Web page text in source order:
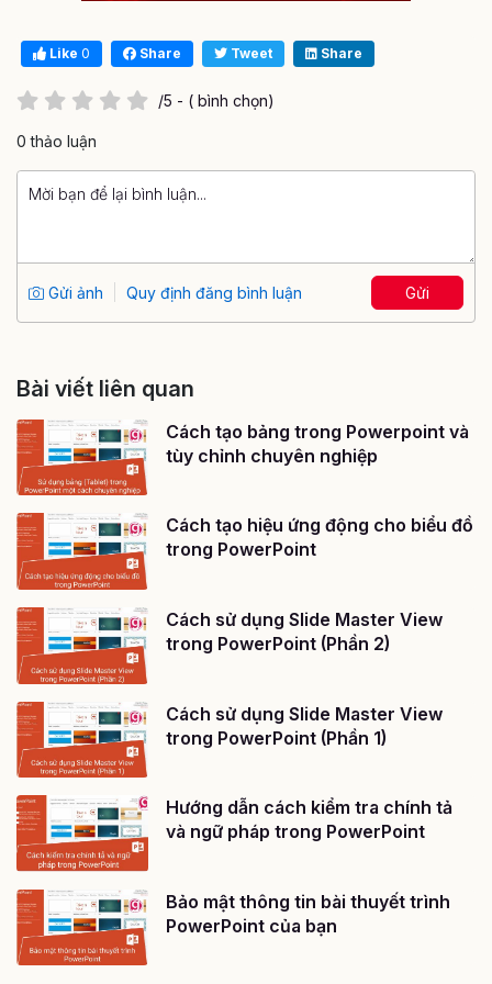
Like 0 Share Tweet Share
/5 - ( bình chọn)
0 thảo luận
Gửi ảnh Quy định đăng bình luận Gửi
Bài viết liên quan
Cách tạo bảng trong Powerpoint và
tùy chỉnh chuyên nghiệp
Cách tạo hiệu ứng động cho biểu đồ
trong PowerPoint
Cách sử dụng Slide Master View
trong PowerPoint (Phần 2)
Cách sử dụng Slide Master View
trong PowerPoint (Phần 1)
Hướng dẫn cách kiểm tra chính tả
và ngữ pháp trong PowerPoint
Bảo mật thông tin bài thuyết trình
PowerPoint của bạn